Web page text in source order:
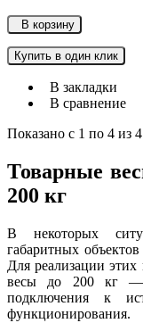
В корзину
Купить в один клик
В закладки
В сравнение
Показано с 1 по 4 из
Товарные
200 кг
В некоторых
габаритных
Для реализации
весы до 200 кг —
подключения к
функционирования.